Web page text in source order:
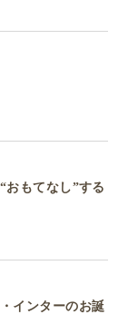
おもてなし”する
インターのお誕